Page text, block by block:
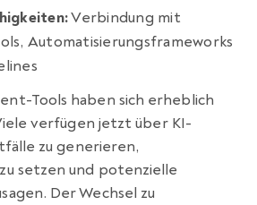
Verbindung mit
Automatisierungsframeworks
Tools haben sich erheblich
verfügen jetzt über KI-
zu generieren,
setzen und potenzielle
Der Wechsel zu